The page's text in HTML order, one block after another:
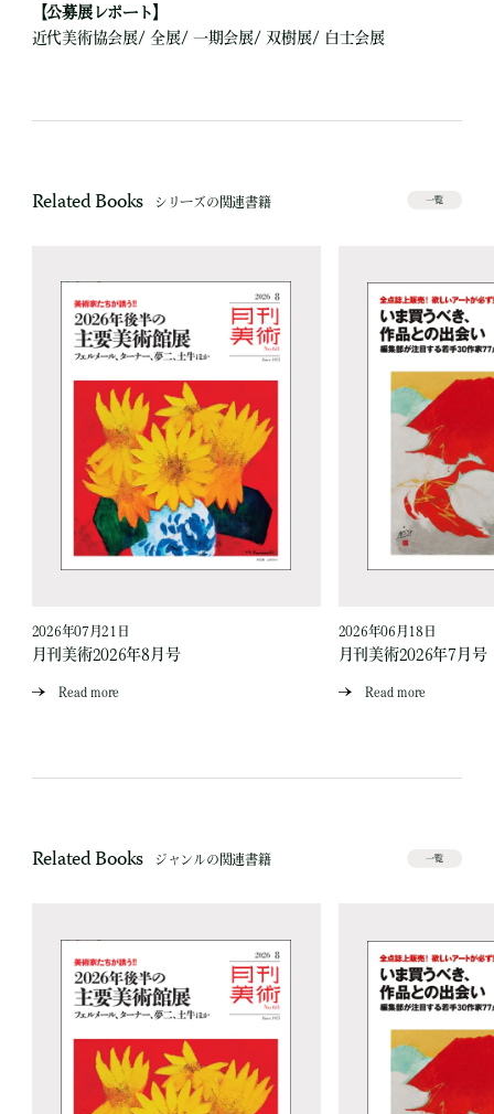
【公募展レポート】
近代美術協会展/ 全展/ 一期会展/ 双樹展/ 白士会展
Related Books シリーズの関連書籍 一覧
2026年07月21日
月刊美術2026年8月号
Read more
2026年06月18日
月刊美術2026年7月号
Read more
Related Books ジャンルの関連書籍 一覧